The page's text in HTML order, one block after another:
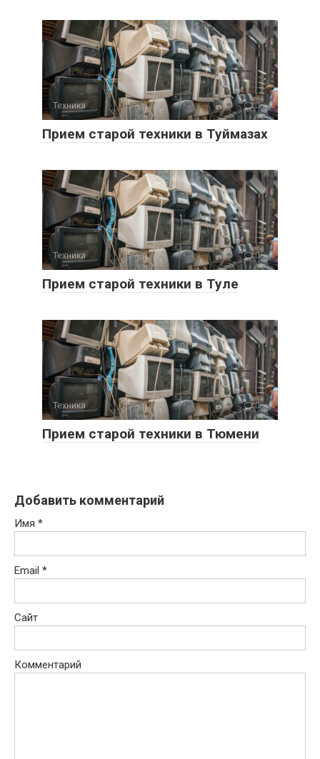
Техника 0
Прием старой техники в Туймазах
Техника 0
Прием старой техники в Туле
Техника 0
Прием старой техники в Тюмени
Добавить комментарий
Имя *
Email *
Сайт
Комментарий